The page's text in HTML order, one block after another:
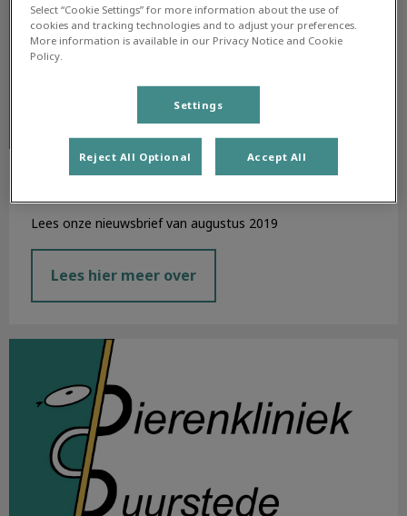
Nieuwsbrief augustus 2019
Lees onze nieuwsbrief van augustus 2019
Lees hier meer over
Nieuwsbrief juli 2019
Select “Cookie Settings” for more information about the use of
cookies and tracking technologies and to adjust your preferences.
More information is available in our Privacy Notice and Cookie
Policy.
Settings
Reject All Optional Accept All